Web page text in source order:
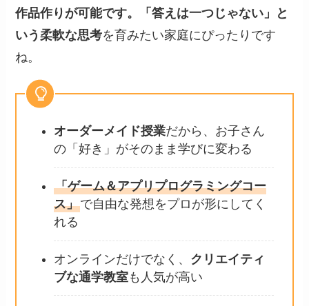
作品作りが可能です。「答えは一つじゃない」と
いう柔軟な思考を育みたい家庭にぴったりです
ね。
オーダーメイド授業だから、お子さん
の「好き」がそのまま学びに変わる
「ゲーム＆アプリプログラミングコー
ス」で自由な発想をプロが形にしてく
れる
オンラインだけでなく、 クリエイティ
ブな通学教室も人気が高い